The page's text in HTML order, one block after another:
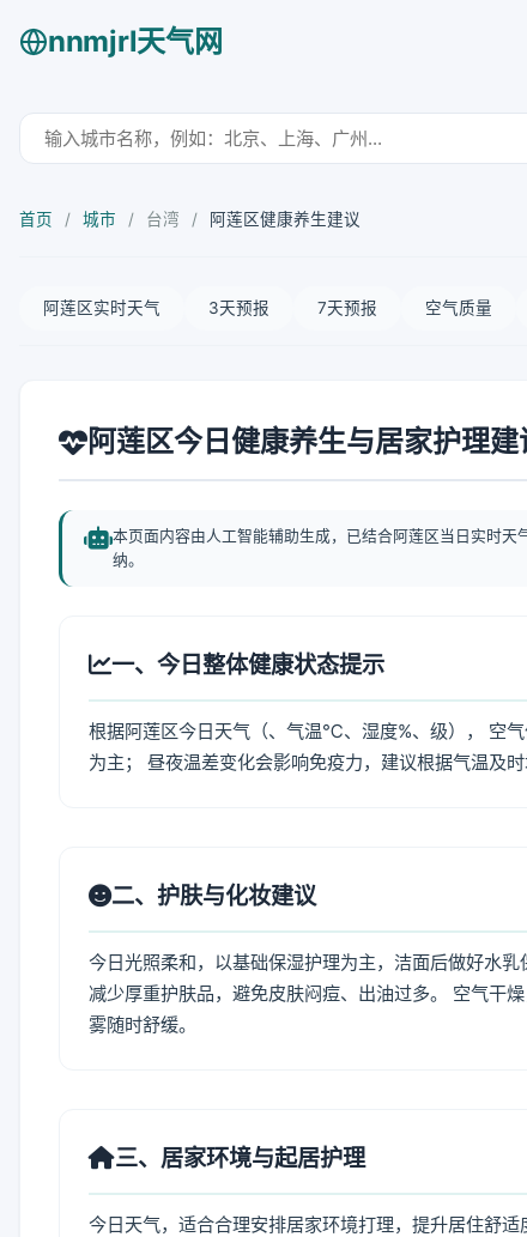
nnmjrl天气网
首页 / 城市 / 台湾 / 阿莲区健康养生建议
阿莲区实时天气 3天预报 7天预报 空气质量
阿莲区今日健康养生与居家护理建
本页面内容由人工智能辅助生成，已结合阿莲区当日实时
纳。
一、今日整体健康状态提示
根据阿莲区今日天气（、气温℃、湿度%、级）， 空
为主； 昼夜温差变化会影响免疫力，建议根据气温及时
二、护肤与化妆建议
今日光照柔和，以基础保湿护理为主，洁面后做好水
减少厚重护肤品，避免皮肤闷痘、出油过多。 空气干
雾随时舒缓。
三、居家环境与起居护理
今日天气，适合合理安排居家环境打理，提升居住舒